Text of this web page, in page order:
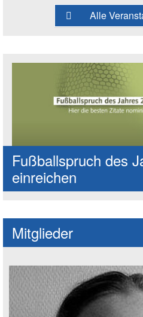
Alle
Fußballspruch des
einreichen
Mitglieder